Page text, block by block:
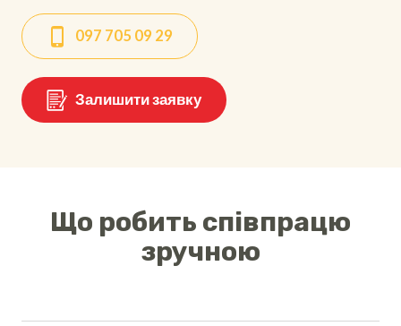
097 705 09 29
Залишити заявку
Що робить співпрацю
зручною